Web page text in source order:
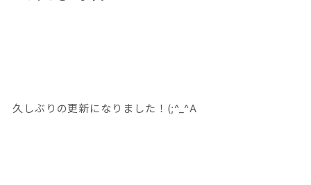
久しぶりの更新になりました！(;^_^A